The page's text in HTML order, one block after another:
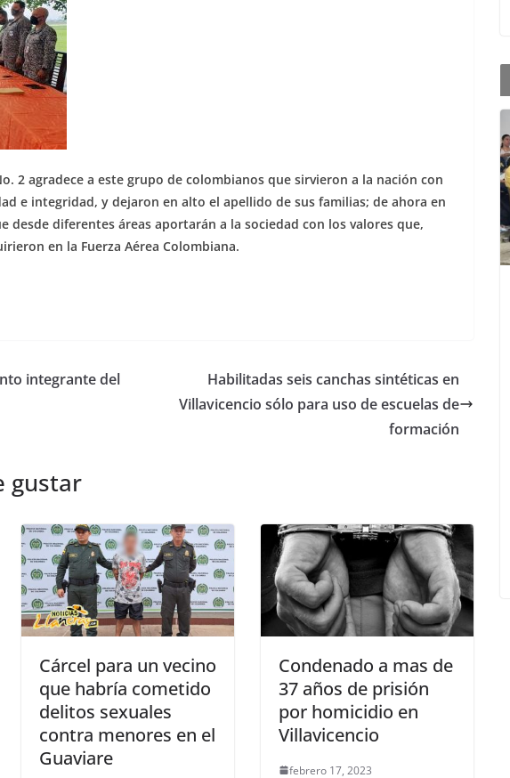
2 agradece a este grupo de colombianos que sirvieron a la nación con
e integridad, y dejaron en alto el apellido de sus familias; de ahora en
desde diferentes áreas aportarán a la sociedad con los valores que,
en la Fuerza Aérea Colombiana.
integrante del
Habilitadas seis canchas sintéticas en
Villavicencio sólo para uso de escuelas de
formación
gustar
Cárcel para un vecino
que habría cometido
delitos sexuales
contra menores en el
Guaviare
Condenado a mas de
37 años de prisión
por homicidio en
Villavicencio
febrero 17, 2023